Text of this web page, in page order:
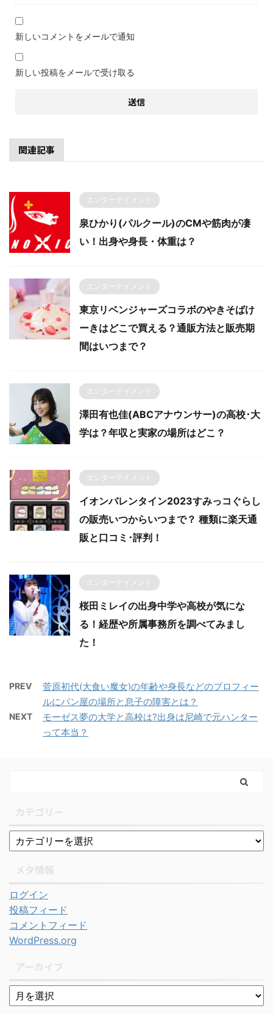
新しいコメントをメールで通知
新しい投稿をメールで受け取る
関連記事
エンターテイメント
泉ひかり(パルクール)のCMや筋肉が凄
い！出身や身長・体重は？
エンターテイメント
東京リベンジャーズコラボのやきそばけ
ーきはどこで買える？通販方法と販売期
間はいつまで？
エンターテイメント
澤田有也佳(ABCアナウンサー)の高校･大
学は？年収と実家の場所はどこ？
エンターテイメント
イオンバレンタイン2023すみっコぐらし
の販売いつからいつまで？ 種類に楽天通
販と口コミ･評判！
エンターテイメント
桜田ミレイの出身中学や高校が気にな
る！経歴や所属事務所を調べてみまし
た！
PREV
菅原初代(大食い魔女)の年齢や身長などのプロフィー
ルにパン屋の場所と息子の障害とは？
NEXT
モーゼス夢の大学と高校は?出身は尼崎で元ハンター
って本当？
ログイン
投稿フィード
コメントフィード
WordPress.org